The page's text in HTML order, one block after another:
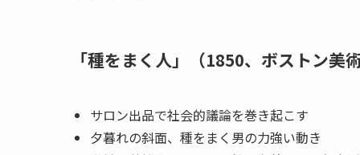
「種をまく人」（1850、ボストン美術
サロン出品で社会的議論を巻き起こす
夕暮れの斜面、種をまく男の力強い動き